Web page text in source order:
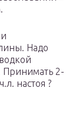
Надо
Принимать 2-
настоя ?